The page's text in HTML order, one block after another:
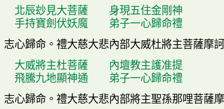
北辰玅見大菩薩
身現五住金剛神
手持寶劍伏妖魔
弟子一心歸命禮
志心歸命。 禮大慈大悲內部大威杜將主菩薩摩
大威將主杜菩薩
內壇教主護准提
飛騰九地顯神通
弟子一心歸命禮
志心歸命。 禮大慈大悲內部將主聖孫那哩菩薩